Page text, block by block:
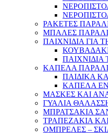
ΡΑΚΕΤΕΣ
ΜΠΑΛΕΣ
ΠΑΙΧΝΙΔΙΑ ΓΙΑ
ΚΑΠΕΛΑ
ΠΑΙΔΙΚΑ
ΚΑΠΕΛΑ
ΜΑΣΚΕΣ ΚΑΙ
ΓΥΑΛΙΑ
ΜΠΡΑΤΣΑΚΙΑ
ΤΡΑΠΕΖΑΚΙΑ
ΟΜΠΡΕΛΕΣ –